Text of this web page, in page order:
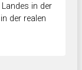
in der
der realen